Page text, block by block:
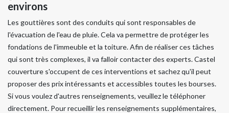
environs
Les gouttières sont des conduits qui sont responsables de
l'évacuation de l'eau de pluie. Cela va permettre de protéger les
fondations de l'immeuble et la toiture. Afin de réaliser ces tâches
qui sont très complexes, il va falloir contacter des experts. Castel
couverture s'occupent de ces interventions et sachez qu'il peut
proposer des prix intéressants et accessibles toutes les bourses.
Si vous voulez d'autres renseignements, veuillez le téléphoner
directement. Pour recueillir les renseignements supplémentaires,